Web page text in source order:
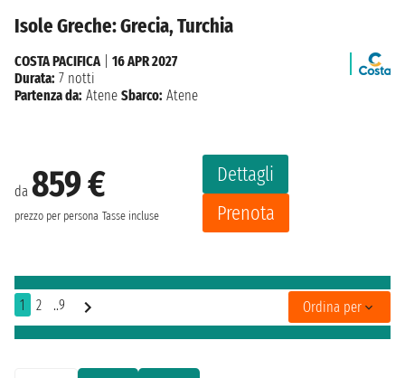
Isole Greche: Grecia, Turchia
da 859 €
prezzo per persona Tasse incluse
Dettagli
Prenota
COSTA PACIFICA
16 APR 2027
Durata: 7 notti
Partenza da: Atene Sbarco: Atene
1 2 ..9 Ordina per